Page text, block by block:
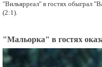
"Вильярреал" в гостях обыграл
(2:1).
"Мальорка" в гостях